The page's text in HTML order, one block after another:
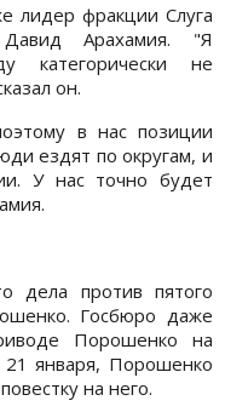
лидер фракции Слуга
Арахамия. "Я
категорически не
он.
в нас позиции
ездят по округам, и
У нас точно будет
дела против пятого
Госбюро даже
Порошенко на
21 января, Порошенко
на него.